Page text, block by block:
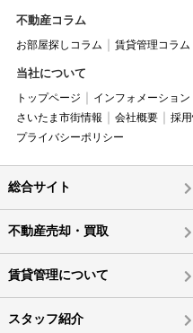
不動産コラム
お部屋探しコラム 賃貸管理コラム
当社について
トップページ インフォメーション
さいたま市街情報
会社概要 採
プライバシーポリシー
総合サイト
不動産売却・買取
賃貸管理について
スタッフ紹介